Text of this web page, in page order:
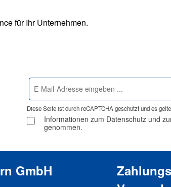
für Ihr Unternehmen.
E-
Mail-
Adresse
*
Diese Seite ist durch reCAPTCHA geschützt und es
Informationen zum Datenschutz und
genommen.
GmbH